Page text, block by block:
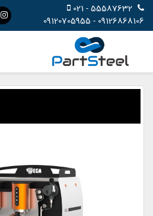
09126868106 - 09120705955